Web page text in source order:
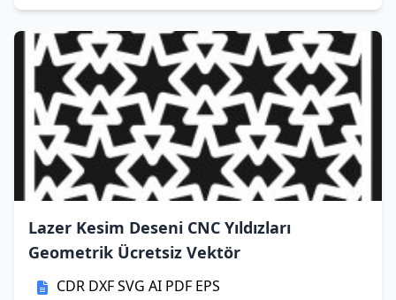
Lazer Kesim Deseni CNC Yıldızları
Geometrik Ücretsiz Vektör
CDR DXFSVG AI PDF EPS